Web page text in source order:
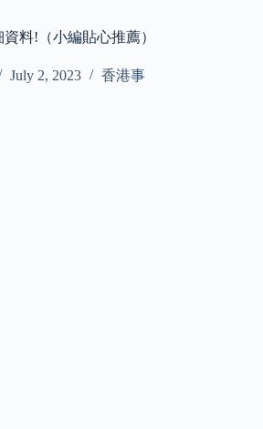
料!（小編貼心推薦）
July 2, 2023 香港事